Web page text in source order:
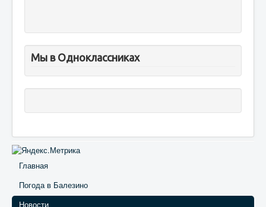
Мы в Одноклассниках
Главная
Погода в Балезино
Новости